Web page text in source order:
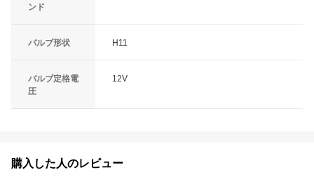
ンド
バルブ形状 H11
バルブ定格電
圧
12V
購入した人のレビュー